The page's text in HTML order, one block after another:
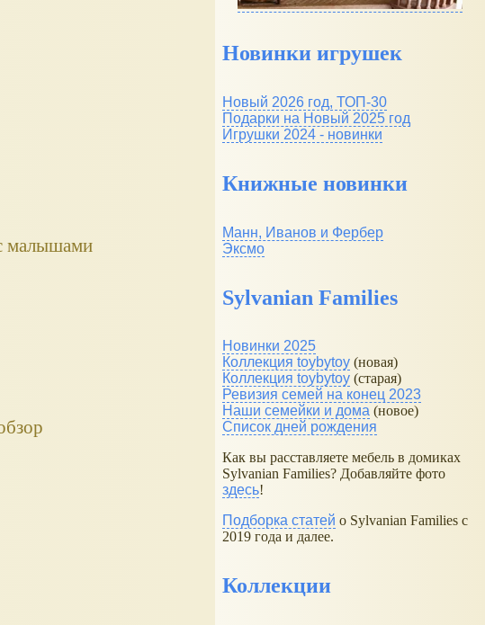
малышами
Новинки игрушек
Новый 2026 год, ТОП-30
Подарки на Новый 2025 год
Игрушки 2024 - новинки
Книжные новинки
Манн, Иванов и Фербер
Эксмо
Sylvanian Families
Новинки 2025
Коллекция toybytoy (новая)
Коллекция toybytoy (старая)
Ревизия семей на конец 2023
Наши семейки и дома (новое)
Список дней рождения
Как вы расставляете мебель в домиках
Sylvanian Families? Добавляйте фото
здесь!
Подборка статей о Sylvanian Families с
2019 года и далее.
Коллекции